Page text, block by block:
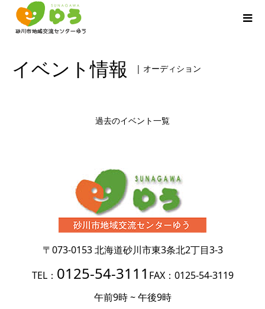
イベント情報 | オーディション
過去のイベント一覧
〒073-0153北海道砂川市東3条北2丁目3-3
TEL： 0125-54-3111 FAX：0125-54-3119
午前9時 ~ 午後9時